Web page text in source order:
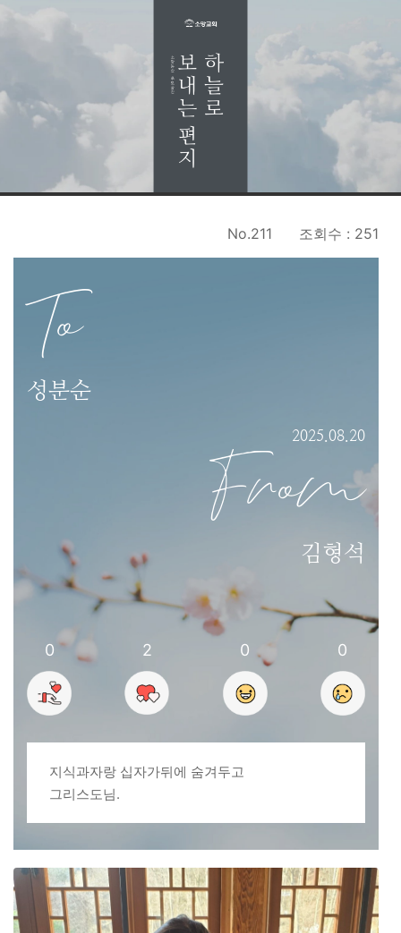
No.211 조회수 : 251
To
성분순
2025.08.20
From
김형석
0 2 0 0
지식과자랑 십자가뒤에 숨겨두고
그리스도님.